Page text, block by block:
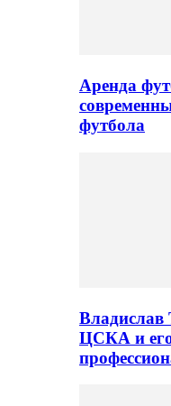
Аренда
футбола
Владислав
ЦСКА и